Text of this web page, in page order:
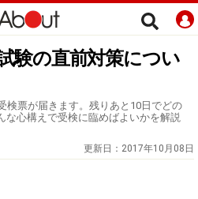
験の直前対策につい
検票が届きます。残りあと10日でどの
な心構えで受検に臨めばよいかを解説
更新日： 2017年10月08日